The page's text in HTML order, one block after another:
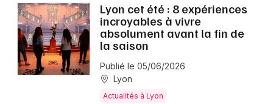
Lyon cet été : 8 expériences
incroyables à vivre
absolument avant la fin de
la saison
Publié le 05/06/2026
Lyon
Actualités à Lyon